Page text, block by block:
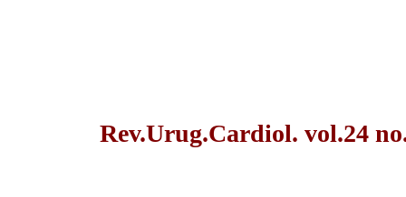
Rev.Urug.Cardiol. vol.24